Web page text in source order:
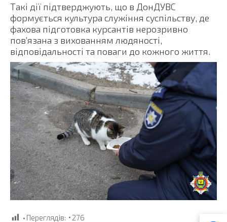
Такі дії підтверджують, що в ДонДУВС
формується культура служіння суспільству, де
фахова підготовка курсантів нерозривно
пов’язана з вихованням людяності,
відповідальності та поваги до кожного життя.
Переглядів: 276